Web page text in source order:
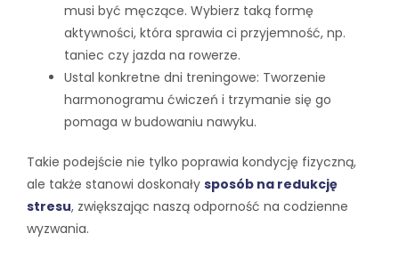
musi być męczące. Wybierz taką formę
aktywności, która sprawia ci przyjemność, np.
taniec czy jazda na rowerze.
Ustal konkretne dni treningowe: Tworzenie
harmonogramu ćwiczeń i trzymanie się go
pomaga w budowaniu nawyku.
Takie podejście nie tylko poprawia kondycję fizyczną,
ale także stanowi doskonały sposób na redukcję
stresu, zwiększając naszą odporność na codzienne
wyzwania.